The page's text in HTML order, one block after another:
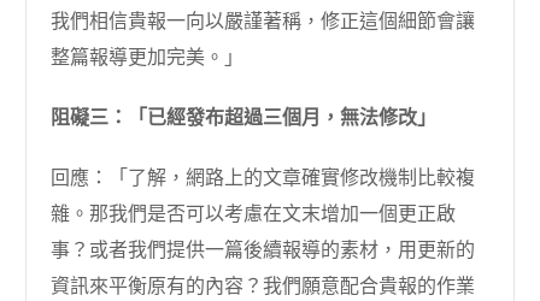
我們相信貴報一向以嚴謹著稱，修正這個細節會讓
整篇報導更加完美。」
阻礙三：「已經發布超過三個月，無法修改」
回應：「了解，網路上的文章確實修改機制比較複
雜。那我們是否可以考慮在文末增加一個更正啟
事？或者我們提供一篇後續報導的素材，用更新的
資訊來平衡原有的內容？我們願意配合貴報的作業